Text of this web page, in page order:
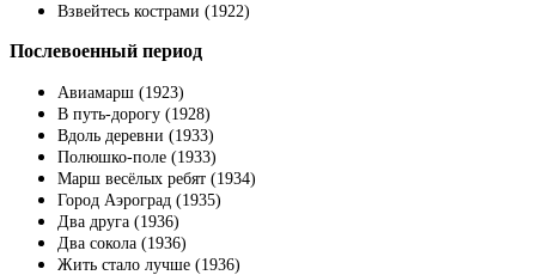
Взвейтесь кострами (1922)
Послевоенный период
Авиамарш (1923)
В путь-дорогу (1928)
Вдоль деревни (1933)
Полюшко-поле (1933)
Марш весёлых ребят (1934)
Город Аэроград (1935)
Два друга (1936)
Два сокола (1936)
Жить стало лучше (1936)